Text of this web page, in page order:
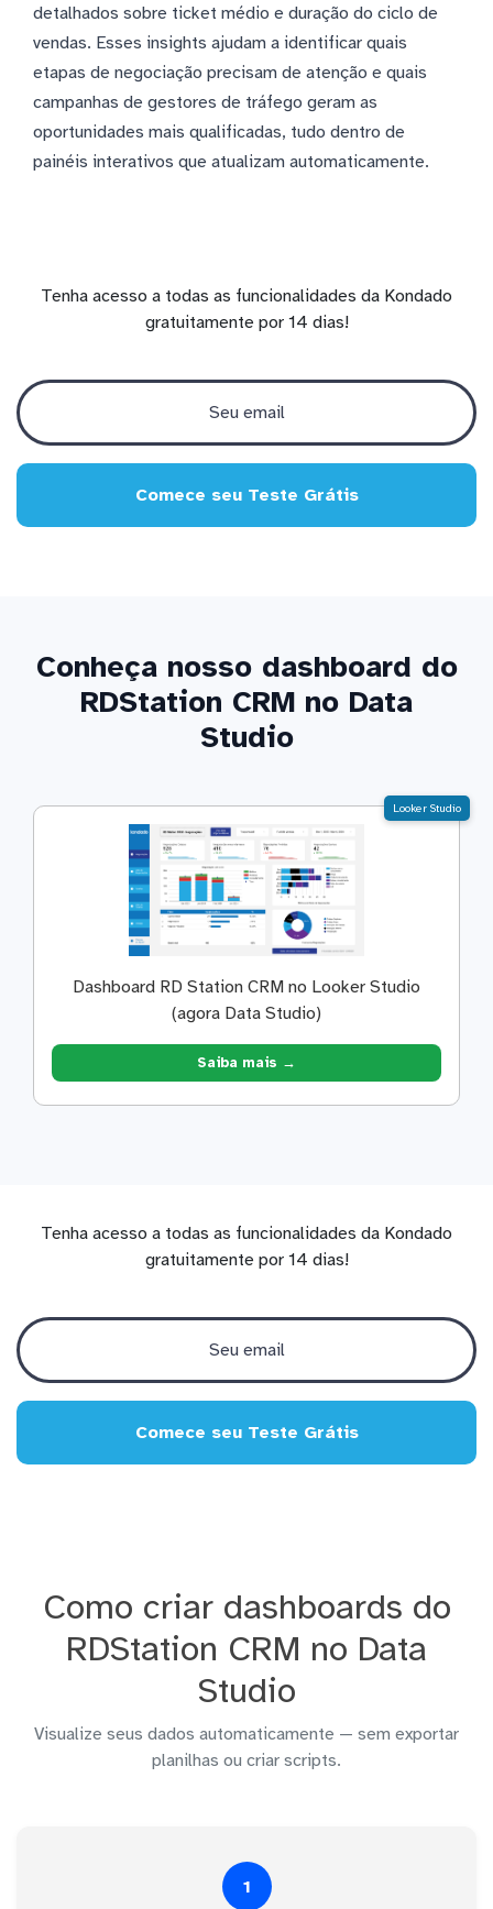
detalhados sobre ticket médio e duração do ciclo de
vendas. Esses insights ajudam a identificar quais
etapas de negociação precisam de atenção e quais
campanhas de gestores de tráfego geram as
oportunidades mais qualificadas, tudo dentro de
painéis interativos que atualizam automaticamente.
Tenha acesso a todas as funcionalidades da Kondado
gratuitamente por 14 dias!
Comece seu Teste Grátis
Conheça nosso dashboard do
RDStation CRM no Data
Studio
Looker Studio
Dashboard RD Station CRM no Looker Studio
(agora Data Studio)
Saiba mais →
Tenha acesso a todas as funcionalidades da Kondado
gratuitamente por 14 dias!
Comece seu Teste Grátis
Como criar dashboards do
RDStation CRM no Data
Studio
Visualize seus dados automaticamente — sem exportar
planilhas ou criar scripts.
1